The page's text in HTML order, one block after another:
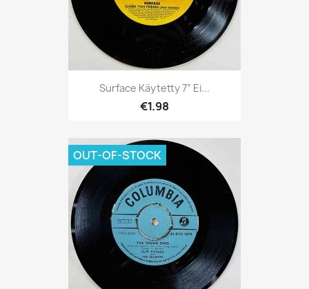
Surface Käytetty 7” Ei...
€1.98
OUT-OF-STOCK